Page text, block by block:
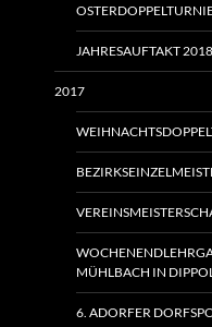
JAHRESAUFTAKT 2018
2017
MÜHLBACH IN
6. ADORFER